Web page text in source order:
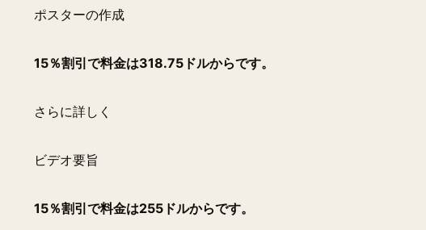
ポスターの作成
15％割引で料金は318.75ドルからです。
さらに詳しく
ビデオ要旨
15％割引で料金は255ドルからです。